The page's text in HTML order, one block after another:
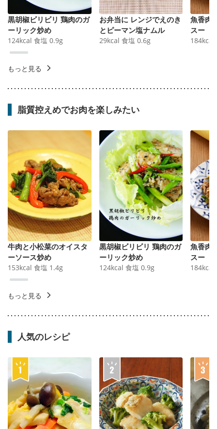
黒胡椒ビリビリ 鶏肉のガ
ーリック炒め
124kcal 食塩 0.9g
お弁当に レンジでえのき
とピーマン塩ナムル
29kcal 食塩 0.6g
魚香肉
スー
184kcal
もっと見る
脂質控えめでお肉を楽しみたい
牛肉と小松菜のオイスタ
ーソース炒め
153kcal 食塩 1.4g
黒胡椒ビリビリ 鶏肉のガ
ーリック炒め
124kcal 食塩 0.9g
魚香肉
スー
184kcal
もっと見る
人気のレシピ